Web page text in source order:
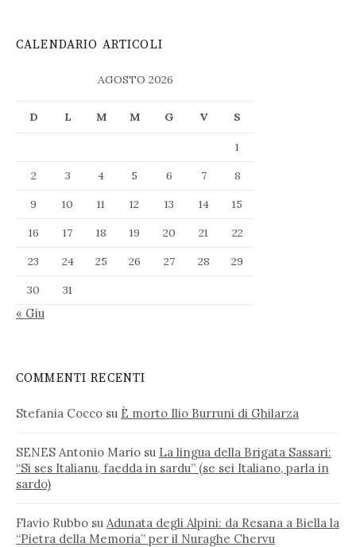
CALENDARIO ARTICOLI
AGOSTO 2026
D L M M G V S
1
2
3 4 5 6 7
8
9
10 11 12 13 14
15
16
17 18 19 20 21
22
23
24 25 26 27 28
29
30
31
« Giu
COMMENTI RECENTI
Stefania Cocco su È morto Ilio Burruni di Ghilarza
SENES Antonio Mario su La lingua della Brigata Sassari:
“Si ses Italianu, faedda in sardu” (se sei Italiano, parla in
sardo)
Flavio Rubbo su Adunata degli Alpini: da Resana a Biella la
“Pietra della Memoria” per il Nuraghe Chervu